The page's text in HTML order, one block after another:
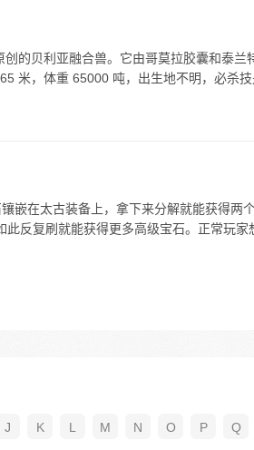
的贝利亚融合兽。它由哥莫拉胶囊和泰兰
米，体重 65000 吨，出生地不明，必杀技
嵌在太古装备上，拿下来分解就能获得两
反复刷就能获得更多高级宝石。正常玩家
J K L M N O P Q